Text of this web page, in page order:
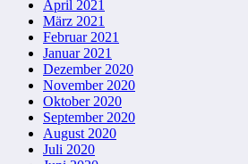
April 2021
März 2021
Februar 2021
Januar 2021
Dezember 2020
November 2020
Oktober 2020
September 2020
August 2020
Juli 2020